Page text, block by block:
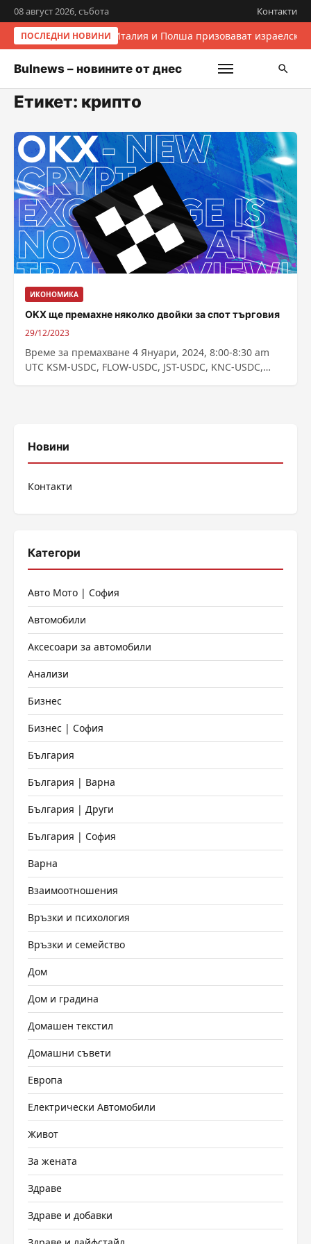
08 август 2026, събота Контакти
ПОСЛЕДНИ НОВИНИ Италия и Полша призовават
Bulnews – новините от днес
Етикет: крипто
ИКОНОМИКА
OKX ще премахне няколко двойки за спот търговия
29/12/2023
Време за премахване 4 Януари, 2024, 8:00-8:30 am
UTC KSM-USDC, FLOW-USDC, JST-USDC, KNC-USDC,
Новини
Контакти
Категори
Авто Мото | София
Автомобили
Аксесоари за автомобили
Анализи
Бизнес
Бизнес | София
България
България | Варна
България | Други
България | София
Варна
Взаимоотношения
Връзки и психология
Връзки и семейство
Дом
Дом и градина
Домашен текстил
Домашни съвети
Европа
Електрически Автомобили
Живот
За жената
Здраве
Здраве и добавки